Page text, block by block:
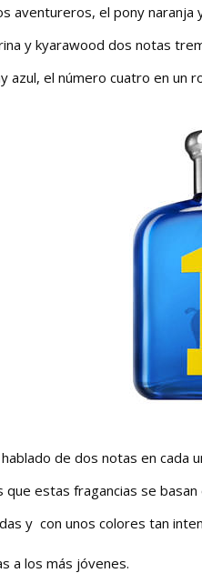
aventureros, el pony naranja
y kyarawood dos notas
azul, el número cuatro en un
de dos notas en cada
estas fragancias se
y con unos colores tan
a los más jóvenes.